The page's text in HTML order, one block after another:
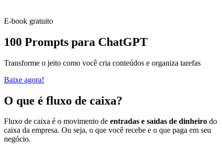
E-book gratuito
100 Prompts para ChatGPT
Transforme o jeito como você cria conteúdos e organiza tarefas
Baixe agora!
O que é fluxo de caixa?
Fluxo de caixa é o movimento de entradas e saídas de dinheiro do
caixa da empresa. Ou seja, o que você recebe e o que paga em seu
negócio.